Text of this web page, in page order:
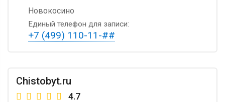
Новокосино
Единый телефон для записи:
+7 (499) 110-11-##
Chistobyt.ru
4.7